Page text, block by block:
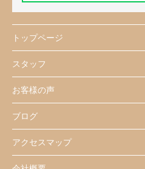
トップページ
スタッフ
お客様の声
ブログ
アクセスマップ